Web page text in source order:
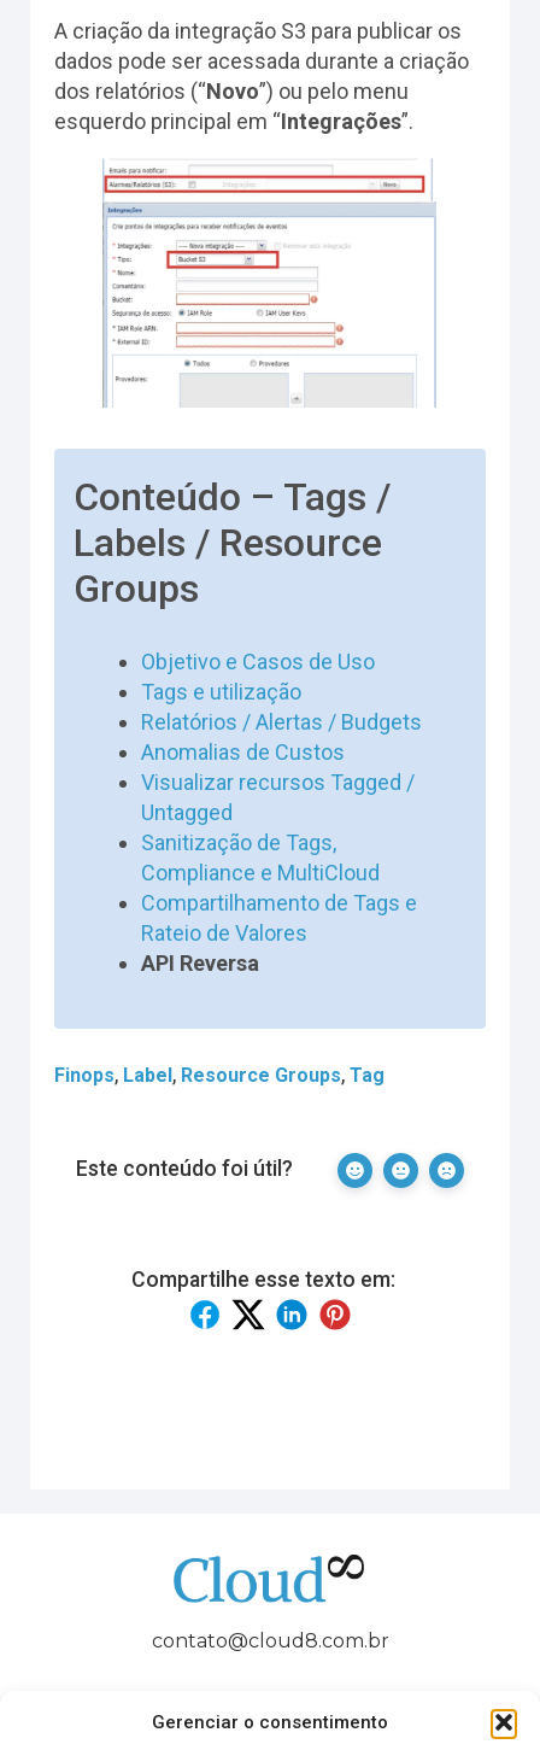
Gerenciar o consentimento
A criação da integração S3 para publicar os
dados pode ser acessada durante a criação
dos relatórios (“Novo”) ou pelo menu
esquerdo principal em “Integrações”.
Conteúdo – Tags /
Labels / Resource
Groups
Objetivo e Casos de Uso
Tags e utilização
Relatórios / Alertas / Budgets
Anomalias de Custos
Visualizar recursos Tagged /
Untagged
Sanitização de Tags,
Compliance e MultiCloud
Compartilhamento de Tags e
Rateio de Valores
API Reversa
Finops, Label, Resource Groups, Tag
Este conteúdo foi útil?
Compartilhe esse texto em:
contato@cloud8.com.br